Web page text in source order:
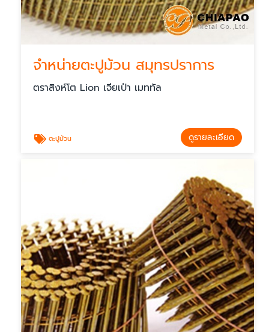
จำหน่ายตะปูม้วน สมุทรปราการ
ตราสิงห์โต Lion เจียเป่า เมททัล
ตะปูม้วน ดูรายละเอียด